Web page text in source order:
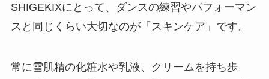
SHIGEKIXにとって、ダンスの練習やパフォーマン
スと同じくらい大切なのが「スキンケア」です。
常に雪肌精の化粧水や乳液、クリームを持ち歩